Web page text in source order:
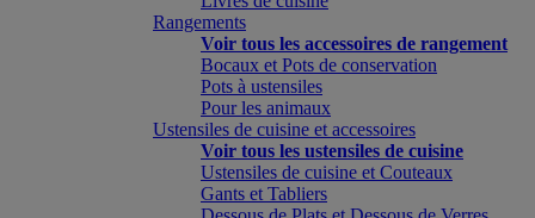
Rangements
Voir tous les accessoires de rangement
Bocaux et Pots de conservation
Pots à ustensiles
Pour les animaux
Ustensiles de cuisine et accessoires
Voir tous les ustensiles de cuisine
Ustensiles de cuisine et Couteaux
Gants et Tabliers